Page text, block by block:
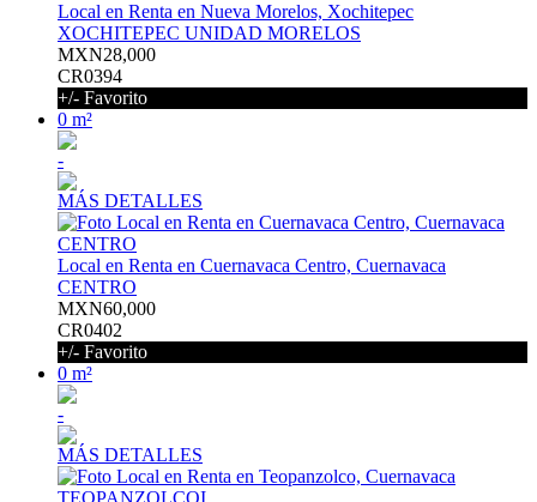
Local en Renta en Nueva Morelos, Xochitepec
XOCHITEPEC UNIDAD MORELOS
MXN28,000
CR0394
+/- Favorito
0 m²
-
MÁS DETALLES
Local en Renta en Cuernavaca Centro, Cuernavaca
CENTRO
MXN60,000
CR0402
+/- Favorito
0 m²
-
MÁS DETALLES